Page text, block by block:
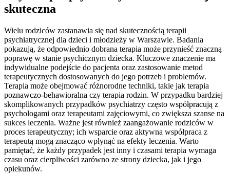
skuteczna
Wielu rodziców zastanawia się nad skutecznością terapii
psychiatrycznej dla dzieci i młodzieży w Warszawie. Badania
pokazują, że odpowiednio dobrana terapia może przynieść znaczną
poprawę w stanie psychicznym dziecka. Kluczowe znaczenie ma
indywidualne podejście do pacjenta oraz zastosowanie metod
terapeutycznych dostosowanych do jego potrzeb i problemów.
Terapia może obejmować różnorodne techniki, takie jak terapia
poznawczo-behawioralna czy terapia rodzin. W przypadku bardziej
skomplikowanych przypadków psychiatrzy często współpracują z
psychologami oraz terapeutami zajęciowymi, co zwiększa szanse na
sukces leczenia. Ważne jest również zaangażowanie rodziców w
proces terapeutyczny; ich wsparcie oraz aktywna współpraca z
terapeutą mogą znacząco wpłynąć na efekty leczenia. Warto
pamiętać, że każdy przypadek jest inny i czasami terapia wymaga
czasu oraz cierpliwości zarówno ze strony dziecka, jak i jego
opiekunów.